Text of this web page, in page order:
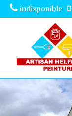
indisponible